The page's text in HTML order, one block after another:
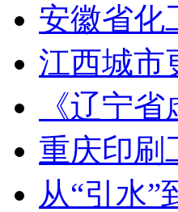
安徽省化
江西城市
《辽宁
重庆印刷
从“引水